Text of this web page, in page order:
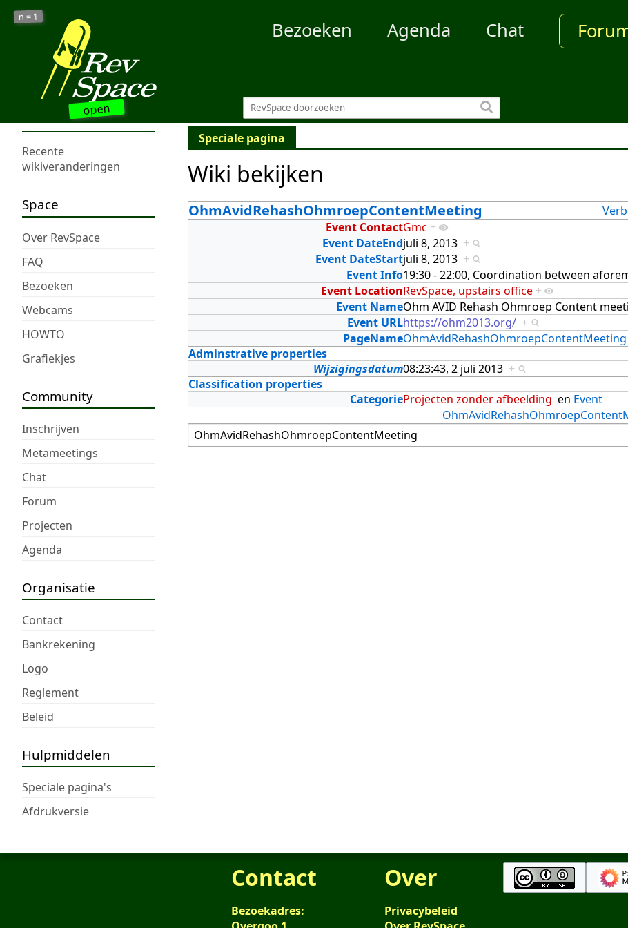
open
n = 1
Bezoeken Agenda Chat
Recente
wikiveranderingen
Space
Over RevSpace
FAQ
Bezoeken
Webcams
HOWTO
Grafiekjes
Community
Inschrijven
Metameetings
Chat
Forum
Projecten
Agenda
Organisatie
Contact
Bankrekening
Logo
Reglement
Beleid
Hulpmiddelen
Speciale pagina's
Afdrukversie
Speciale pagina
Wiki bekijken
OhmAvidRehashOhmroepContentMeeting
Event ContactGmc +
Event DateEndjuli 8, 2013 +
Event DateStartjuli 8, 2013 +
Event Info19:30 - 22:00, Coordination between
Event LocationRevSpace, upstairs office +
Event NameOhm AVID Rehash Ohmroep Content
Event URLhttps://ohm2013.org/ +
PageNameOhmAvidRehashOhmroepContentMeeting
Adminstrative properties
Wijzigingsdatum08:23:43, 2 juli 2013 +
Classification properties
CategorieProjecten zonder afbeelding en Event
Contact
Bezoekadres:
Over
Privacybeleid